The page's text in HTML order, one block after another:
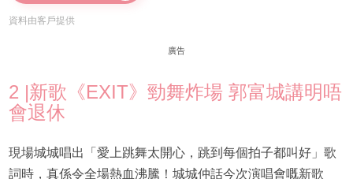
資料由客戶提供
廣告
2 |新歌《EXIT》勁舞炸場 郭富城講明唔
會退休
現場城城唱出「愛上跳舞太開心，跳到每個拍子都叫好」歌
詞時，真係令全場熱血沸騰！城城仲話今次演唱會嘅新歌